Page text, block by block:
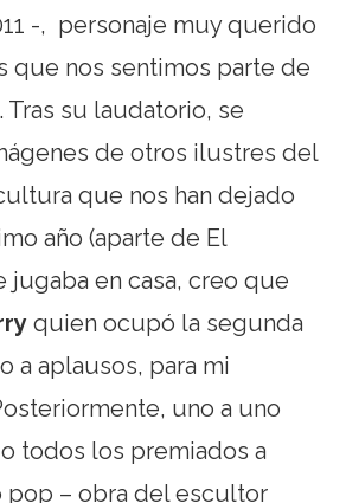
-, personaje muy querido
que nos sentimos parte de
su laudatorio, se
de otros ilustres del
que nos han dejado
año (aparte de El
jugaba en casa, creo que
quien ocupó la segunda
a aplausos, para mi
uno a uno
todos los premiados a
pop – obra del escultor